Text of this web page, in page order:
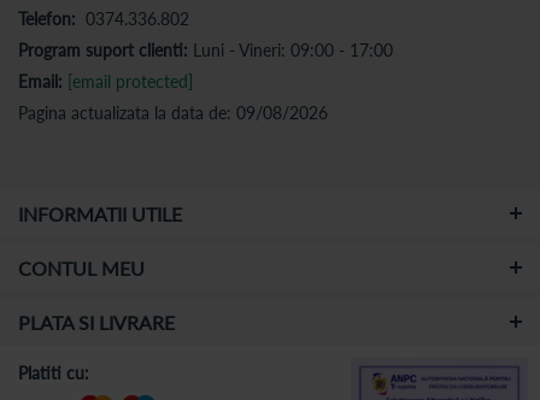
Telefon: 0374.336.802
Program suport clienti: Luni - Vineri: 09:00 - 17:00
Email: [email protected]
Pagina actualizata la data de: 09/08/2026
INFORMATII UTILE
CONTUL MEU
PLATA SI LIVRARE
Platiti cu: